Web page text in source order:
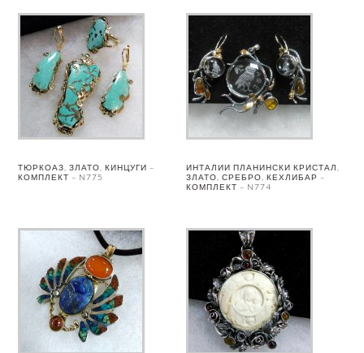
ТЮРКОАЗ, ЗЛАТО, КИНЦУГИ –
КОМПЛЕКТ – N775
ИНТАЛИИ ПЛАНИНСКИ КРИСТАЛ,
ЗЛАТО, СРЕБРО, КЕХЛИБАР –
КОМПЛЕКТ – N774